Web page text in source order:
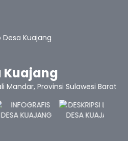
Kuajang
Mandar, Provinsi Sulawesi Barat